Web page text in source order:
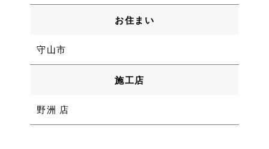
お住まい
守山市
施工店
野洲 店